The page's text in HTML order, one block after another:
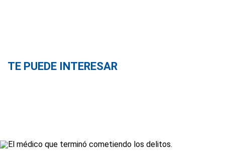
TE PUEDE INTERESAR